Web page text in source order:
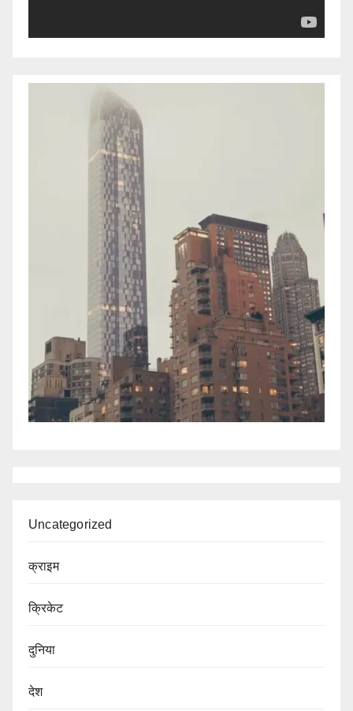
Uncategorized
क्राइम
क्रिकेट
दुनिया
देश